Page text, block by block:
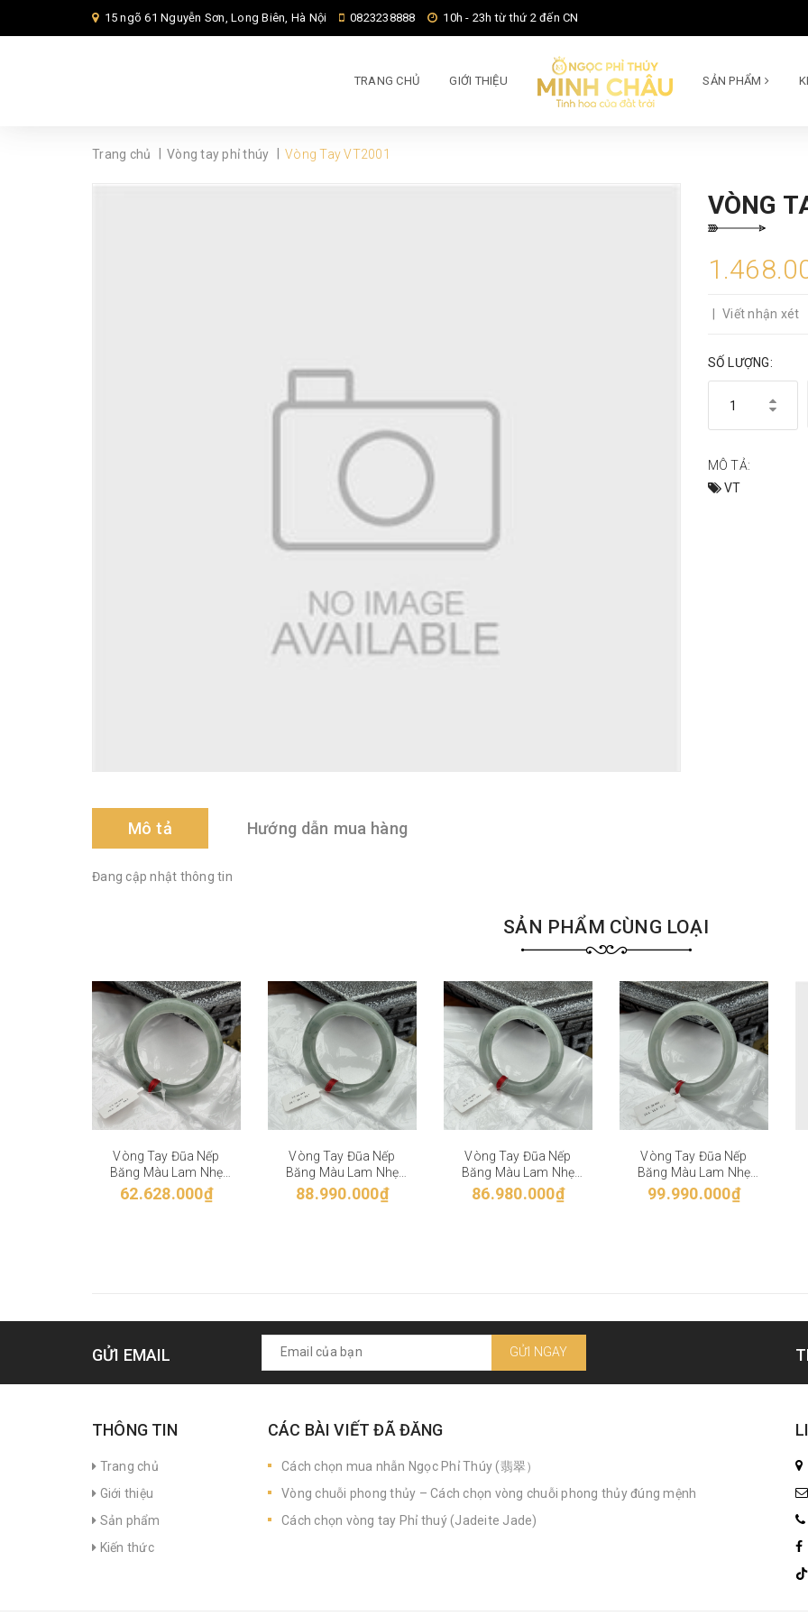
15 ngõ 61 Nguyễn Sơn, Long Biên, Hà Nội 0823238888 10h - 23h từ thứ 2 đến CN
TRANG CHỦ GIỚI THIỆU SẢN PHẨM
Trang chủ Vòng tay phỉ thúy Vòng Tay VT2001
VÒNG
Viết nhận xét
SỐ LƯỢNG:
MÔ TẢ:
VT
Mô tả Hướng dẫn mua hàng
Đang cập nhật thông tin
SẢN PHẨM CÙNG LOẠI
Vòng Tay Đũa Nếp
Băng Màu Lam Nhẹ
VT-28-004
62.628.000₫
Vòng Tay Đũa Nếp
Băng Màu Lam Nhẹ
VT-28-003
88.990.000₫
Vòng Tay Đũa Nếp
Băng Màu Lam Nhẹ
VT-28-002
86.980.000₫
Vòng Tay Đũa Nếp
Băng Màu Lam Nhẹ
VT-28-001
99.990.000₫
GỬI EMAIL GỬI NGAY
THÔNG TIN
Trang chủ
Giới thiệu
Sản phẩm
Kiến thức
CÁC BÀI VIẾT ĐÃ ĐĂNG
Cách chọn mua nhẫn Ngọc Phỉ Thúy (翡翠）
Vòng chuỗi phong thủy – Cách chọn vòng chuỗi phong thủy đúng mệnh
Cách chọn vòng tay Phỉ thuý (Jadeite Jade)